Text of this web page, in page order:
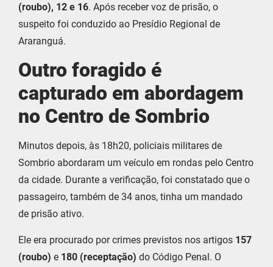
(roubo), 12 e 16. Após receber voz de prisão, o
suspeito foi conduzido ao Presídio Regional de
Araranguá.
Outro foragido é
capturado em abordagem
no Centro de Sombrio
Minutos depois, às 18h20, policiais militares de
Sombrio abordaram um veículo em rondas pelo Centro
da cidade. Durante a verificação, foi constatado que o
passageiro, também de 34 anos, tinha um mandado
de prisão ativo.
Ele era procurado por crimes previstos nos artigos 157
(roubo) e 180 (receptação) do Código Penal. O